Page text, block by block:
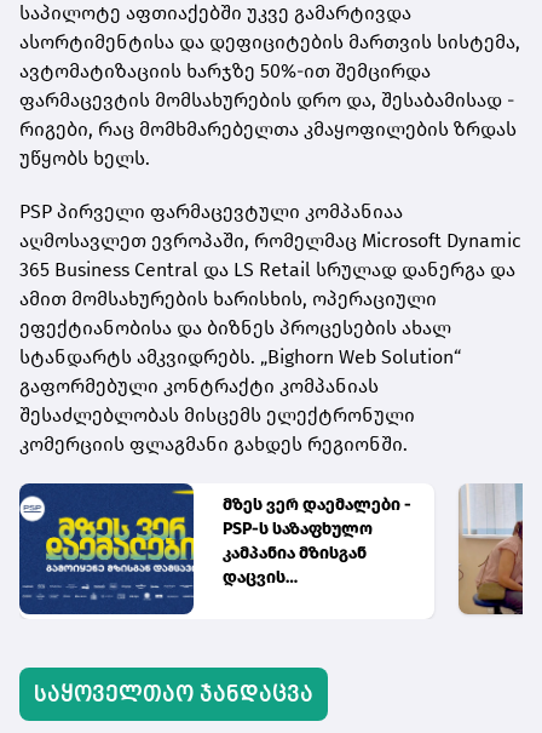
საპილოტე აფთიაქებში უკვე გამარტივდა
ასორტიმენტისა და დეფიციტების მართვის სისტემა,
ავტომატიზაციის ხარჯზე 50%-ით შემცირდა
ფარმაცევტის მომსახურების დრო და, შესაბამისად -
რიგები, რაც მომხმარებელთა კმაყოფილების ზრდას
უწყობს ხელს.
PSP პირველი ფარმაცევტული კომპანიაა
აღმოსავლეთ ევროპაში, რომელმაც Microsoft Dynamic
365 Business Central და LS Retail სრულად დანერგა და
ამით მომსახურების ხარისხის, ოპერაციული
ეფექტიანობისა და ბიზნეს პროცესების ახალ
სტანდარტს ამკვიდრებს. „Bighorn Web Solution“
გაფორმებული კონტრაქტი კომპანიას
შესაძლებლობას მისცემს ელექტრონული
კომერციის ფლაგმანი გახდეს რეგიონში.
მზეს ვერ დაემალები -
PSP-ს საზაფხულო
კამპანია მზისგან
დაცვის
საყოველთაო ჯანდაცვა